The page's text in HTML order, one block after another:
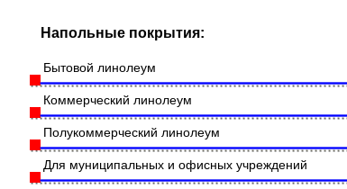
Напольные покрытия:
Бытовой линолеум
Коммерческий линолеум
Полукоммерческий линолеум
Для муниципальных и офисных учреждений